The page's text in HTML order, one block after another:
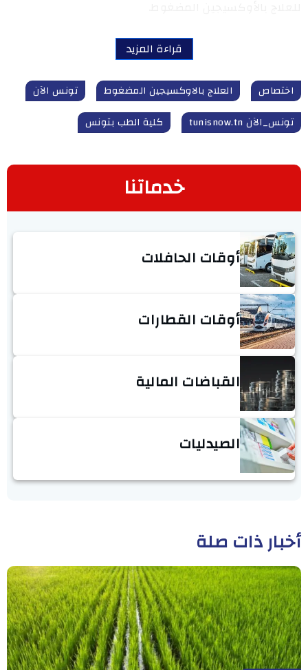
قراءة المزيد
اختصاص العلاج بالاوكسيجين المضغوط
تونس الآن
تونس_الآن tunisnow.tn
كلية الطب بتونس
خدماتنا
أوقات الحافلات
أوقات القطارات
القباضات المالية
الصيدليات
أخبار ذات صلة